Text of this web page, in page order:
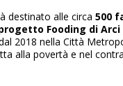
destinato alle circa 500
Fooding di Arci
2018 nella Città
alla povertà e nel